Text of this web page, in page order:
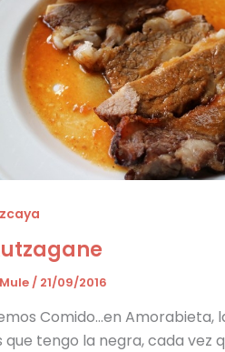
Mule/ 21/09/2016
Comido…en Amorabieta,
que tengo la negra, cada vez